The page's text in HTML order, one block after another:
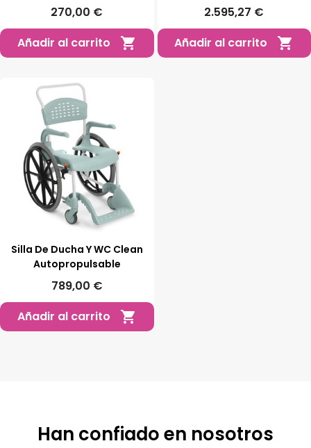
270,00 €
Añadir al carrito

2.595,27 €
Añadir al carrito

Silla De Ducha Y WC Clean
Autopropulsable
789,00 €
Añadir al carrito

Han confiado en nosotros